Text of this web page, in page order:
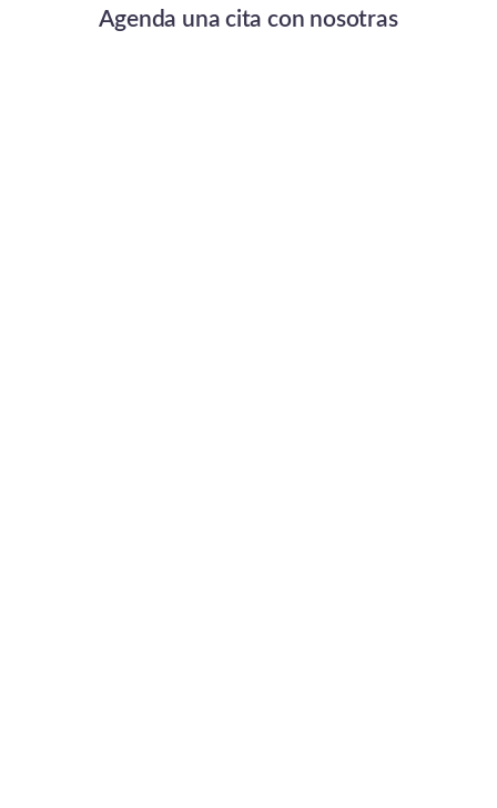
Agenda una cita con nosotras